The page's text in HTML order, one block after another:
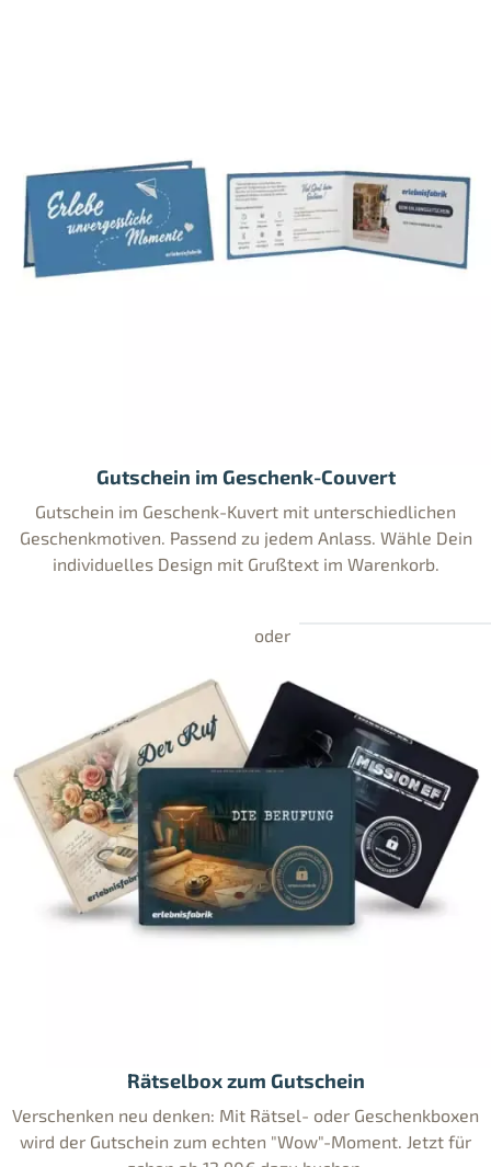
Gutschein im Geschenk-Couvert
Gutschein im Geschenk-Kuvert mit unterschiedlichen
Geschenkmotiven. Passend zu jedem Anlass. Wähle Dein
individuelles Design mit Grußtext im Warenkorb.
Rätselbox zum Gutschein
Verschenken neu denken: Mit Rätsel- oder Geschenkboxen
wird der Gutschein zum echten "Wow"-Moment. Jetzt für